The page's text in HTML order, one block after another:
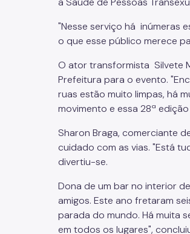
"Nesse serviço há inúmeras
o que esse público merece
O ator transformista Silvete
Prefeitura para o evento.
ruas estão muito limpas, há
movimento e essa 28ª
Sharon Braga, comerciante
cuidado com as vias. "Está
divertiu-se.
Dona de um bar no interior
amigos. Este ano fretaram
parada do mundo. Há muita
em todos os lugares",